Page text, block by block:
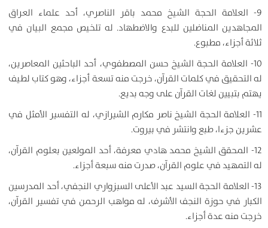
9- العلامة الحجة الشيخ محمد باقر الناصري، أحد علماء العراق
المجاهدين المناضلين للبدع والاضطهاد. له تلخيص مجمع البيان في
ثلاثة أجزاء، مطبوع.
10- العلامة الحجة الشيخ حسن المصطفوي، أحد الباحثين المعاصرين،
له التحقيق في كلمات القرآن، خرجت منه تسعة أجزاء، وهو كتاب لطيف
يهتم بتبيين لغات القرآن على وجه بديع.
11- العلامة الحجة الشيخ ناصر مكارم الشيرازي، له التفسير الأمثل في
عشرين جزءا، طبع وانتشر في بيروت.
12- المحقق الشيخ محمد هادي معرفة، أحد المولعين بعلوم القرآن،
له التمهيد في علوم القرآن، صدرت منه سبعة أجزاء.
13- العلامة الحجة السيد عبد الأعلى السبزواري النجفي، أحد المدرسين
الكبار في حوزة النجف الأشرف، له مواهب الرحمن في تفسير القرآن،
خرجت منه عدة أجزاء.